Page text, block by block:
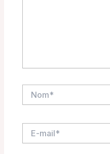
mail*